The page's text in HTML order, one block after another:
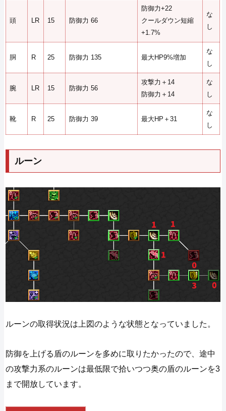
頭 LR 15 防御力 66
防御力+22
クールダウン短縮
+1.7%
な
し
胴 R 25 防御力 135 最大HP9%増加
な
し
腕 LR 15 防御力 56
攻撃力＋14
防御力＋14
な
し
靴 R 25 防御力 39 最大HP＋31
な
し
ルーン
ルーンの取得状況は上図のような状態となっていました。
防御を上げる盾のルーンを多めに取りたかったので、途中
の攻撃力系のルーンは最低限で拾いつつ奥の盾のルーンを3
まで開放しています。